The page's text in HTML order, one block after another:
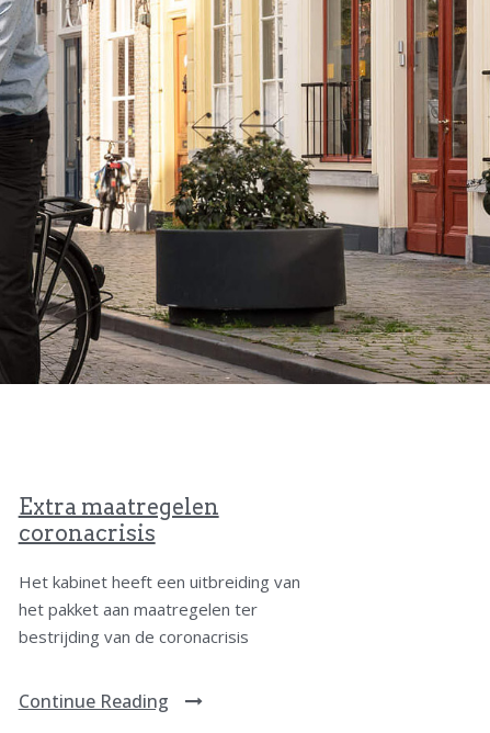
Extra maatregelen
coronacrisis
Het kabinet heeft een uitbreiding van
het pakket aan maatregelen ter
bestrijding van de coronacrisis
Continue Reading